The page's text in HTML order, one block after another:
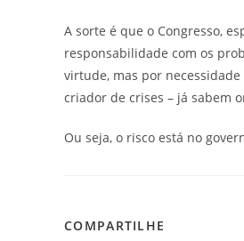
A sorte é que o Congresso,
responsabilidade com os
virtude, mas por
criador de crises – já sabem
Ou seja, o risco está no
COMPARTILHE